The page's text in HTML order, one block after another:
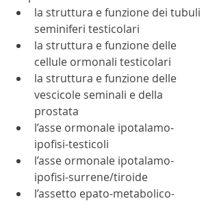
la struttura e funzione dei tubuli
seminiferi testicolari
la struttura e funzione delle
cellule ormonali testicolari
la struttura e funzione delle
vescicole seminali e della
prostata
l’asse ormonale ipotalamo-
ipofisi-testicoli
l’asse ormonale ipotalamo-
ipofisi-surrene/tiroide
l’assetto epato-metabolico-